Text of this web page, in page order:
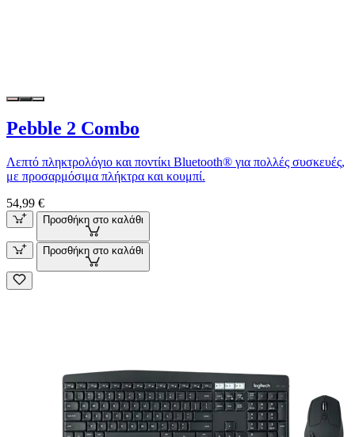
Pebble 2 Combo
Λεπτό πληκτρολόγιο και ποντίκι Bluetooth® για πολλές συσκευές,
με προσαρμόσιμα πλήκτρα και κουμπί.
54,99 €
Προσθήκη στο καλάθι
Προσθήκη στο καλάθι